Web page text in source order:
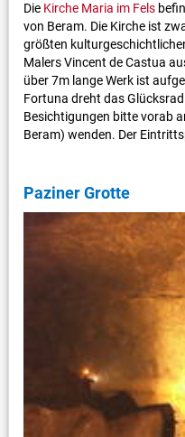
Die Kirche Maria im Fels
von Beram. Die Kirche ist
größten
Malers Vincent de Castua
über 7m lange Werk ist
Fortuna dreht das
Besichtigungen bitte vorab
Beram) wenden. Der
Paziner Grotte